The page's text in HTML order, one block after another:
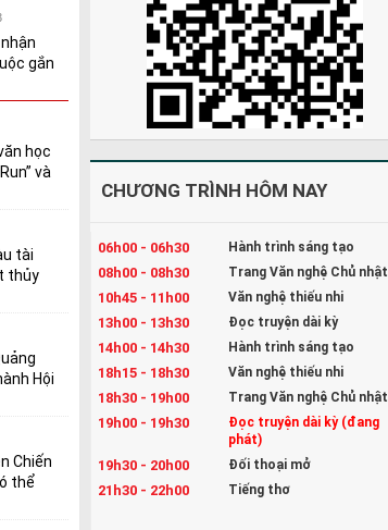
gắn
học
và
tài
thủy
Hội
Chiến
thể
CHƯƠNG TRÌNH HÔM NAY
06h00 - 06h30 Hành trình sáng tạo
08h00 - 08h30 Trang Văn nghệ Chủ nhật
10h45 - 11h00 Văn nghệ thiếu nhi
13h00 - 13h30 Đọc truyện dài kỳ
14h00 - 14h30 Hành trình sáng tạo
18h15 - 18h30 Văn nghệ thiếu nhi
18h30 - 19h00 Trang Văn nghệ Chủ nhật
19h00 - 19h30
Đọc truyện dài kỳ (đang
phát)
19h30 - 20h00 Đối thoại mở
21h30 - 22h00 Tiếng thơ